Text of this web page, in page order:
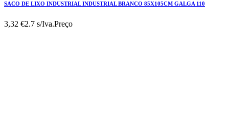
SACO DE LIXO INDUSTRIAL INDUSTRIAL BRANCO 85X105CM GALGA 110
3,32 €2.7 s/Iva.Preço